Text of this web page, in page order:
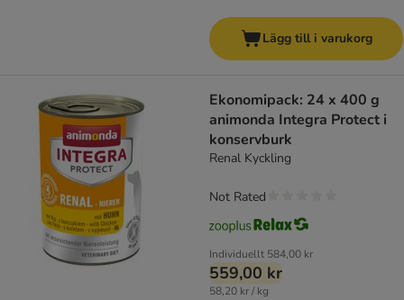
Lägg till i varukorg
Ekonomipack: 24 x 400 g
animonda Integra Protect i
konservburk
Renal Kyckling
Individuellt 584,00 kr
559,00 kr
58,20 kr / kg
Not Rated